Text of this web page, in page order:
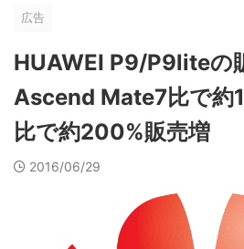
広告
HUAWEI P9/P9liteの
Ascend Mate7比で
比で約200%販売増
2016/06/29